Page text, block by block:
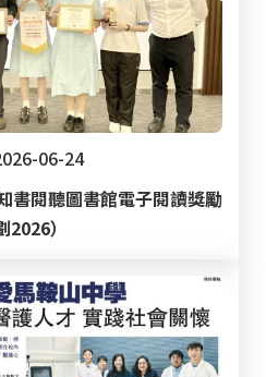
06-24
書閱聽圖書館電子閱讀獎勵
2026）